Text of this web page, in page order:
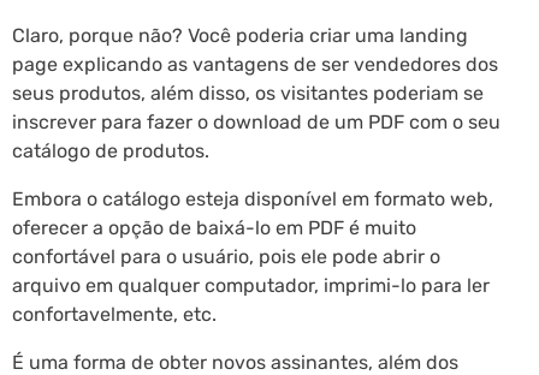
Claro, porque não? Você poderia criar uma landing
page explicando as vantagens de ser vendedores dos
seus produtos, além disso, os visitantes poderiam se
inscrever para fazer o download de um PDF com o seu
catálogo de produtos.
Embora o catálogo esteja disponível em formato web,
oferecer a opção de baixá-lo em PDF é muito
confortável para o usuário, pois ele pode abrir o
arquivo em qualquer computador, imprimi-lo para ler
confortavelmente, etc.
É uma forma de obter novos assinantes, além dos